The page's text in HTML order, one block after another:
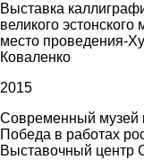
Выставка
великого
место проведения-
Коваленко
2015
Современный музей
Победа в работах
Выставочный центр